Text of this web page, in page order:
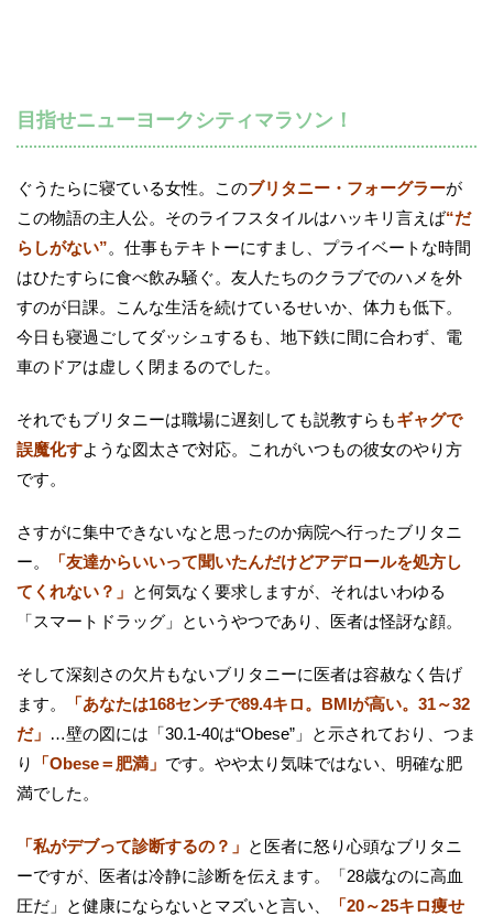
目指せニューヨークシティマラソン！
ぐうたらに寝ている女性。このブリタニー・フォーグラーが
この物語の主人公。そのライフスタイルはハッキリ言えば“だ
らしがない”。仕事もテキトーにすまし、プライベートな時間
はひたすらに食べ飲み騒ぐ。友人たちのクラブでのハメを外
すのが日課。こんな生活を続けているせいか、体力も低下。
今日も寝過ごしてダッシュするも、地下鉄に間に合わず、電
車のドアは虚しく閉まるのでした。
それでもブリタニーは職場に遅刻しても説教すらもギャグで
誤魔化すような図太さで対応。これがいつもの彼女のやり方
です。
さすがに集中できないなと思ったのか病院へ行ったブリタニ
ー。
「友達からいいって聞いたんだけどアデロールを処方し
てくれない？」 と何気なく要求しますが、それはいわゆる
「スマートドラッグ」というやつであり、医者は怪訝な顔。
そして深刻さの欠片もないブリタニーに医者は容赦なく告げ
ます。
「あなたは168センチで89.4キロ。BMIが高い。31～32
だ」 …壁の図には「30.1-40は“Obese”」と示されており、つま
り
「Obese＝肥満」 です。やや太り気味ではない、明確な肥
満でした。
「私がデブって診断するの？」 と医者に怒り心頭なブリタニ
ーですが、医者は冷静に診断を伝えます。「28歳なのに高血
圧だ」と健康にならないとマズいと言い、
「20～25キロ痩せ